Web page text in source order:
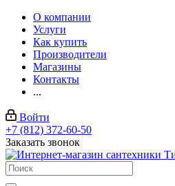
О компании
Услуги
Как купить
Производители
Магазины
Контакты
...
Войти
+7 (812) 372-60-50
Заказать звонок